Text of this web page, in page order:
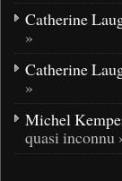
Catherine
»
Catherine
»
Michel
quasi inconnu